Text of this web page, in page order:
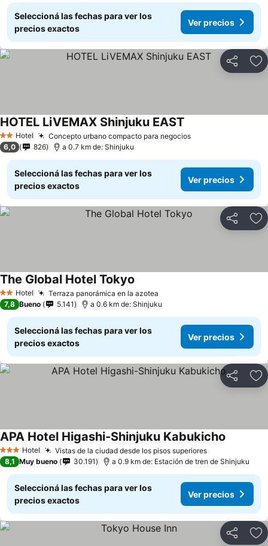
Seleccioná las fechas para ver los
precios exactos
Ver precios
Compartir
2 Estrellas
Hotel Concepto urbano compacto para negocios
HOTEL LiVEMAX Shinjuku EAST
6,0 826 a 0.7 km de: Shinjuku
Seleccioná las fechas para ver los
precios exactos
Ver precios
Compartir
2 Estrellas
Hotel Terraza panorámica en la azotea
The Global Hotel Tokyo
7,8 Bueno 5.141 a 0.6 km de: Shinjuku
Seleccioná las fechas para ver los
precios exactos
Ver precios
Compartir
3 Estrellas
Hotel Vistas de la ciudad desde los pisos superiores
APA Hotel Higashi-Shinjuku Kabukicho
8,1 Muy bueno 30.191 a 0.9 km de: Estación de tren de Shinjuku
Seleccioná las fechas para ver los
precios exactos
Ver precios
Compartir